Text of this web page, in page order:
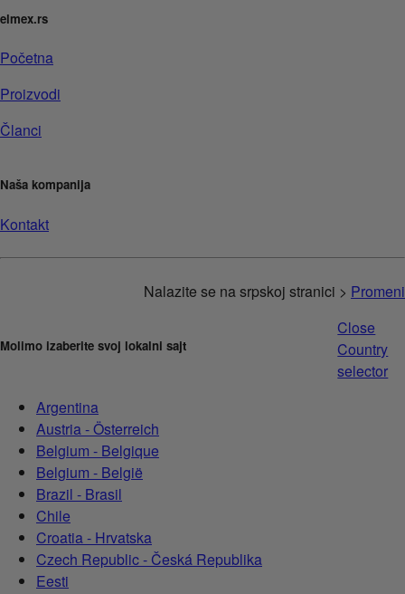
elmex.rs
Početna
Proizvodi
Članci
Naša kompanija
Kontakt
Nalazite se na srpskoj stranici > Promeni
Molimo izaberite svoj lokalni sajt
Close
Country
selector
Argentina
Austria - Österreich
Belgium - Belgique
Belgium - België
Brazil - Brasil
Chile
Croatia - Hrvatska
Czech Republic - Česká Republika
Eesti